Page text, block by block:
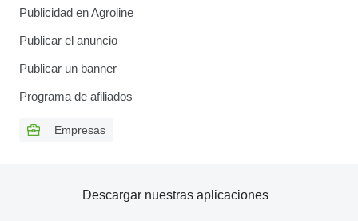
Publicidad en Agroline
Publicar el anuncio
Publicar un banner
Programa de afiliados
Empresas
Descargar nuestras aplicaciones